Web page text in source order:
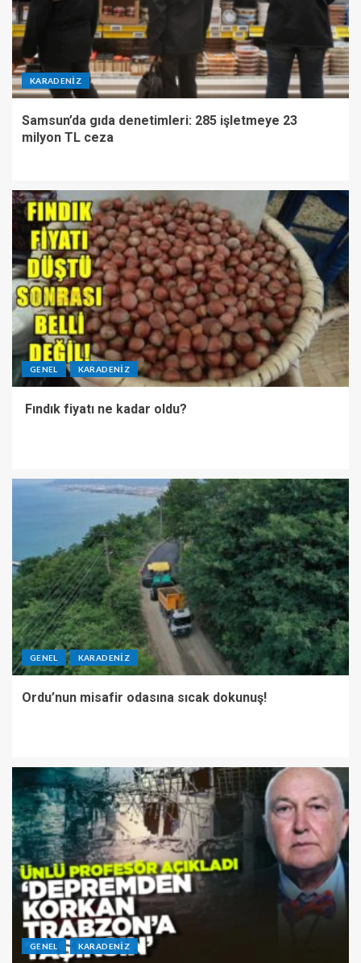
KARADENIZ
Samsun’da gıda denetimleri: 285 işletmeye 23
milyon TL ceza
GENEL KARADENIZ
Fındık fiyatı ne kadar oldu?
GENEL KARADENIZ
Ordu’nun misafir odasına sıcak dokunuş!
GENEL KARADENIZ